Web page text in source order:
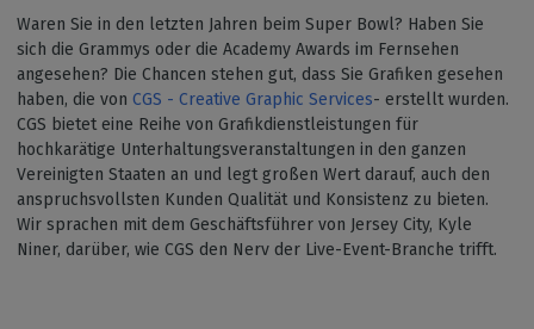
Waren Sie in den letzten Jahren beim Super Bowl? Haben Sie
sich die Grammys oder die Academy Awards im Fernsehen
angesehen? Die Chancen stehen gut, dass Sie Grafiken gesehen
haben, die von CGS - Creative Graphic Services- erstellt wurden.
CGS bietet eine Reihe von Grafikdienstleistungen für
hochkarätige Unterhaltungsveranstaltungen in den ganzen
Vereinigten Staaten an und legt großen Wert darauf, auch den
anspruchsvollsten Kunden Qualität und Konsistenz zu bieten.
Wir sprachen mit dem Geschäftsführer von Jersey City, Kyle
Niner, darüber, wie CGS den Nerv der Live-Event-Branche trifft.